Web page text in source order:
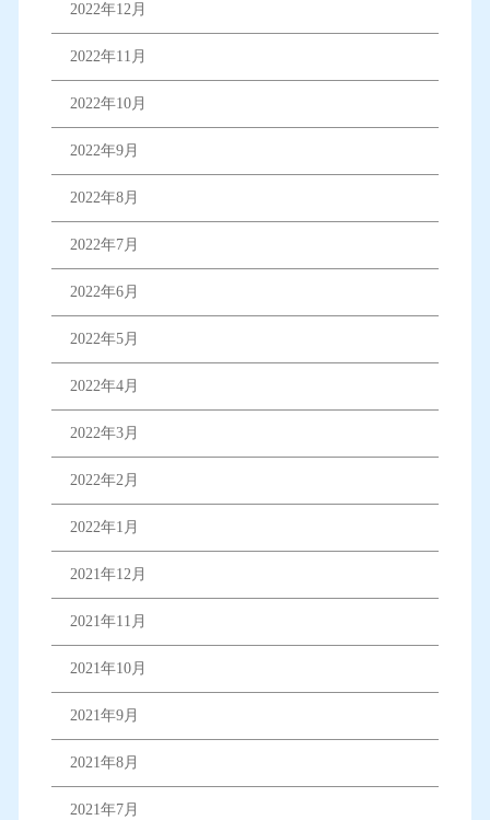
2022年12月
2022年11月
2022年10月
2022年9月
2022年8月
2022年7月
2022年6月
2022年5月
2022年4月
2022年3月
2022年2月
2022年1月
2021年12月
2021年11月
2021年10月
2021年9月
2021年8月
2021年7月